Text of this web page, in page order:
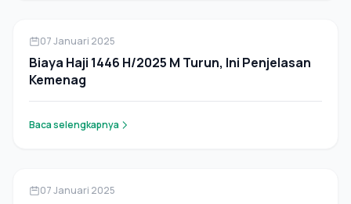
Pers Rilis
07 Januari 2025
Biaya Haji 1446 H/2025 M Turun, Ini Penjelasan
Kemenag
Baca selengkapnya
Pers Rilis
07 Januari 2025